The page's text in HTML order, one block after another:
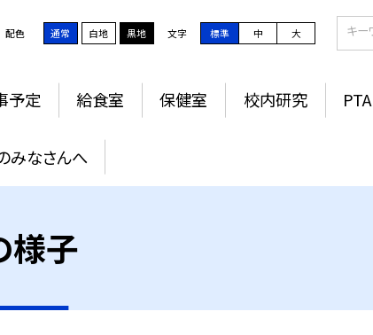
配色 通常 白地 黒地 文字 標準 中 大
予定 給食室 保健室 校内研究 PTA
みなさんへ
様子